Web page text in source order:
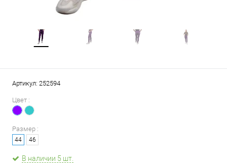
Артикул: 252594
Цвет :
Размер :
44 46
В наличии 5 шт.